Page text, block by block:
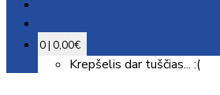
0 | 0,00€
Krepšelis dar tuščias... :(